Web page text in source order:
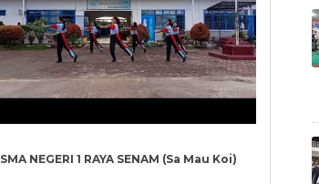
SMA NEGERI 1 RAYA SENAM (Sa Mau Koi)